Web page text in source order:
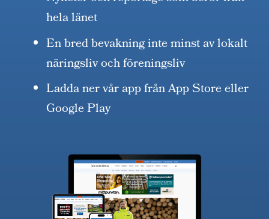
hela länet
En bred bevakning inte minst av lokalt
näringsliv och föreningsliv
Ladda ner vår app från App Store eller
Google Play